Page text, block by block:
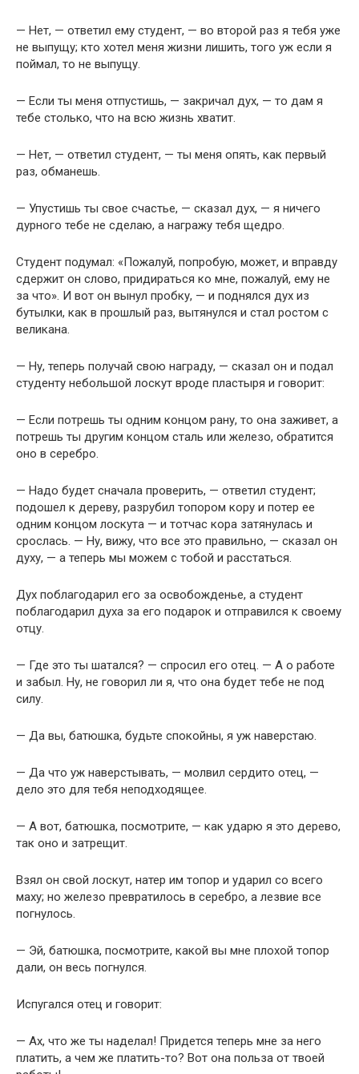
— Нет, — ответил ему студент, — во второй раз я тебя уже
не выпущу; кто хотел меня жизни лишить, того уж если я
поймал, то не выпущу.
— Если ты меня отпустишь, — закричал дух, — то дам я
тебе столько, что на всю жизнь хватит.
— Нет, — ответил студент, — ты меня опять, как первый
раз, обманешь.
— Упустишь ты свое счастье, — сказал дух, — я ничего
дурного тебе не сделаю, а награжу тебя щедро.
Студент подумал: «Пожалуй, попробую, может, и вправду
сдержит он слово, придираться ко мне, пожалуй, ему не
за что». И вот он вынул пробку, — и поднялся дух из
бутылки, как в прошлый раз, вытянулся и стал ростом с
великана.
— Ну, теперь получай свою награду, — сказал он и подал
студенту небольшой лоскут вроде пластыря и говорит:
— Если потрешь ты одним концом рану, то она заживет, а
потрешь ты другим концом сталь или железо, обратится
оно в серебро.
— Надо будет сначала проверить, — ответил студент;
подошел к дереву, разрубил топором кору и потер ее
одним концом лоскута — и тотчас кора затянулась и
срослась. — Ну, вижу, что все это правильно, — сказал он
духу, — а теперь мы можем с тобой и расстаться.
Дух поблагодарил его за освобожденье, а студент
поблагодарил духа за его подарок и отправился к своему
отцу.
— Где это ты шатался? — спросил его отец. — А о работе
и забыл. Ну, не говорил ли я, что она будет тебе не под
силу.
— Да вы, батюшка, будьте спокойны, я уж наверстаю.
— Да что уж наверстывать, — молвил сердито отец, —
дело это для тебя неподходящее.
— А вот, батюшка, посмотрите, — как ударю я это дерево,
так оно и затрещит.
Взял он свой лоскут, натер им топор и ударил со всего
маху; но железо превратилось в серебро, а лезвие все
погнулось.
— Эй, батюшка, посмотрите, какой вы мне плохой топор
дали, он весь погнулся.
Испугался отец и говорит:
— Ах, что же ты наделал! Придется теперь мне за него
платить, а чем же платить-то? Вот она польза от твоей